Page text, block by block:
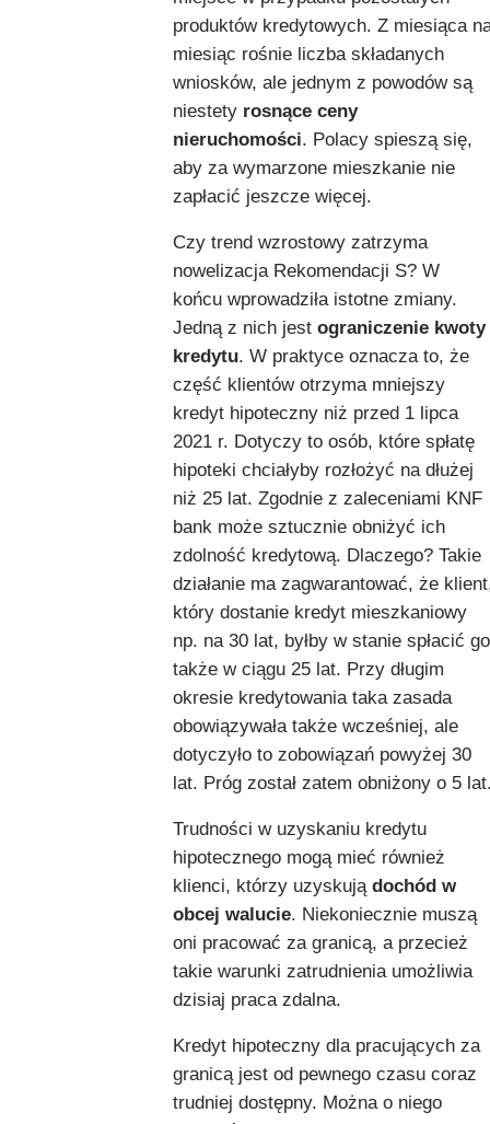
produktów kredytowych. Z miesiąca
miesiąc rośnie liczba składanych
wniosków, ale jednym z powodów są
niestety rosnące ceny
nieruchomości. Polacy spieszą się,
aby za wymarzone mieszkanie nie
zapłacić jeszcze więcej.
Czy trend wzrostowy zatrzyma
nowelizacja Rekomendacji S? W
końcu wprowadziła istotne zmiany.
Jedną z nich jest ograniczenie kwoty
kredytu. W praktyce oznacza to, że
część klientów otrzyma mniejszy
kredyt hipoteczny niż przed 1 lipca
2021 r. Dotyczy to osób, które spłatę
hipoteki chciałyby rozłożyć na dłużej
niż 25 lat. Zgodnie z zaleceniami KNF
bank może sztucznie obniżyć ich
zdolność kredytową. Dlaczego? Takie
działanie ma zagwarantować, że
który dostanie kredyt mieszkaniowy
np. na 30 lat, byłby w stanie spłacić go
także w ciągu 25 lat. Przy długim
okresie kredytowania taka zasada
obowiązywała także wcześniej, ale
dotyczyło to zobowiązań powyżej 30
lat. Próg został zatem obniżony o 5
Trudności w uzyskaniu kredytu
hipotecznego mogą mieć również
klienci, którzy uzyskują dochód w
obcej walucie. Niekoniecznie muszą
oni pracować za granicą, a przecież
takie warunki zatrudnienia umożliwia
dzisiaj praca zdalna.
Kredyt hipoteczny dla pracujących za
granicą jest od pewnego czasu coraz
trudniej dostępny. Można o niego